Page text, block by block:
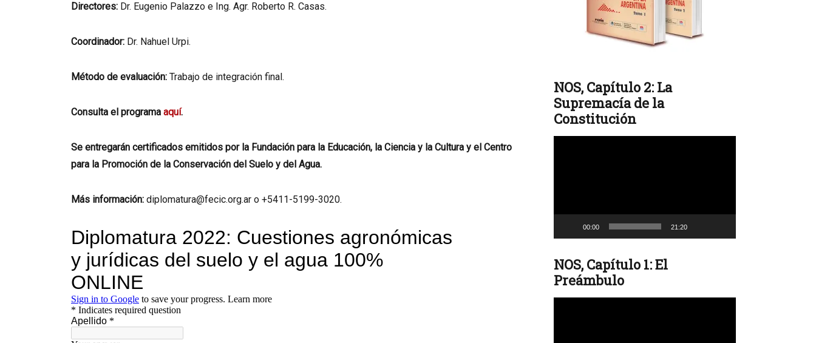
Directores: Dr. Eugenio Palazzo e Ing. Agr. Roberto R. Casas.
Coordinador: Dr. Nahuel Urpi.
Método de evaluación: Trabajo de integración final.
Consulta el programa aquí.
Se entregarán certificados emitidos por la Fundación para la Educación, la Ciencia y la Cultura y el Centro
para la Promoción de la Conservación del Suelo y del Agua.
Más información: diplomatura@fecic.org.ar o +5411-5199-3020.
NOS, Capítulo 2: La
Supremacía de la
Constitución
00:00 21:20
NOS, Capítulo 1: El
Preámbulo